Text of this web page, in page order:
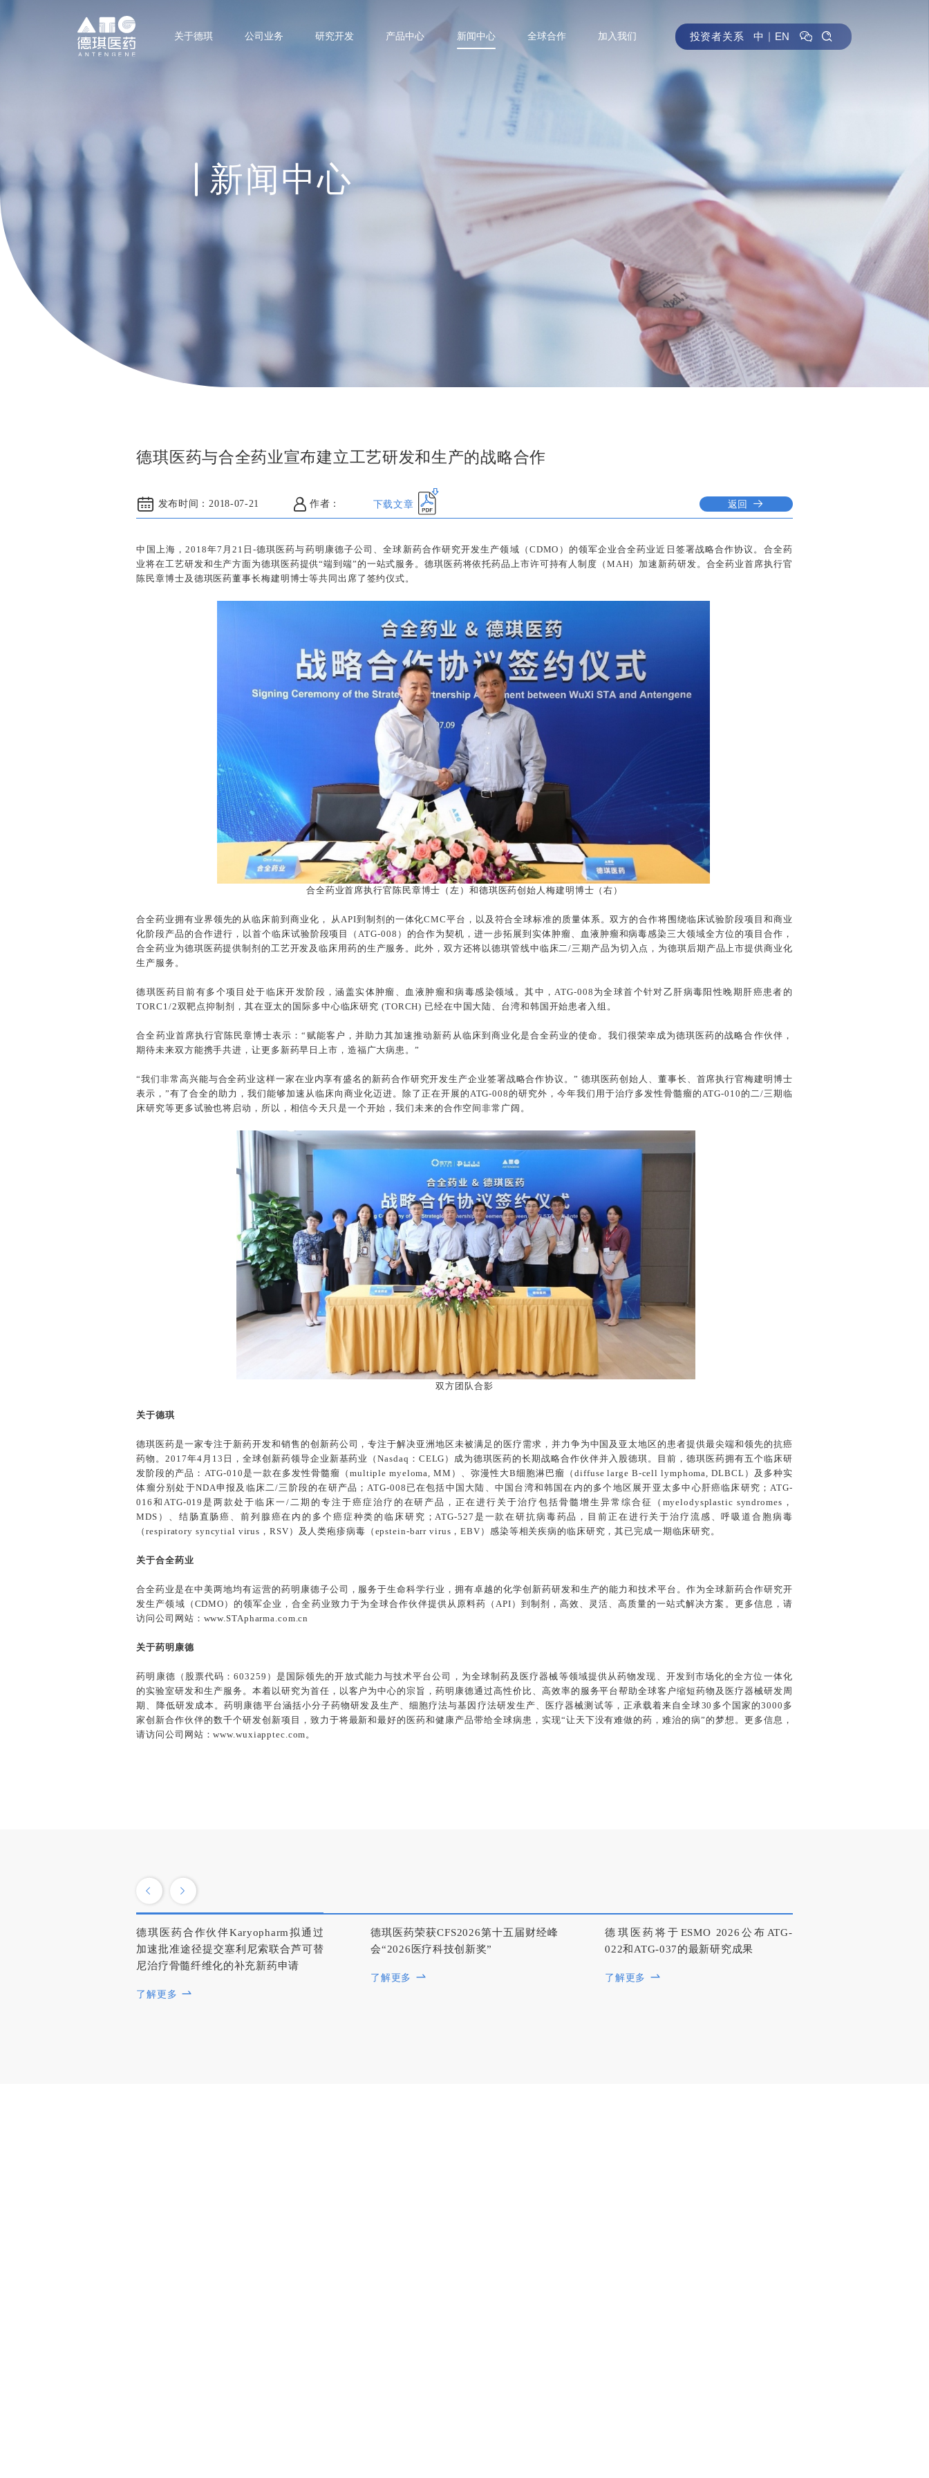
关于德琪 公司业务 研究开发 产品中心 新闻中心 全球合作 加入我们 投资者关系 中 ｜ EN
新闻中心
德琪医药与合全药业宣布建立工艺研发和生产的战略合作
发布时间：2018-07-21 作者： 下载文章 返回
中国上海，2018年7月21日-德琪医药与药明康德子公司、全球新药合作研究开发生产领域（CDMO）的领军企业合全药业近日签署战略合作协议。合全药
业将在工艺研发和生产方面为德琪医药提供“端到端”的一站式服务。德琪医药将依托药品上市许可持有人制度（MAH）加速新药研发。合全药业首席执行官
陈民章博士及德琪医药董事长梅建明博士等共同出席了签约仪式。
合全药业首席执行官陈民章博士（左）和德琪医药创始人梅建明博士（右）
合全药业拥有业界领先的从临床前到商业化， 从API到制剂的一体化CMC平台，以及符合全球标准的质量体系。双方的合作将围绕临床试验阶段项目和商业
化阶段产品的合作进行，以首个临床试验阶段项目（ATG-008）的合作为契机，进一步拓展到实体肿瘤、血液肿瘤和病毒感染三大领域全方位的项目合作，
合全药业为德琪医药提供制剂的工艺开发及临床用药的生产服务。此外，双方还将以德琪管线中临床二/三期产品为切入点，为德琪后期产品上市提供商业化
生产服务。
德琪医药目前有多个项目处于临床开发阶段，涵盖实体肿瘤、血液肿瘤和病毒感染领域。其中，ATG-008为全球首个针对乙肝病毒阳性晚期肝癌患者的
TORC1/2双靶点抑制剂，其在亚太的国际多中心临床研究 (TORCH) 已经在中国大陆、台湾和韩国开始患者入组。
合全药业首席执行官陈民章博士表示：“赋能客户，并助力其加速推动新药从临床到商业化是合全药业的使命。我们很荣幸成为德琪医药的战略合作伙伴，
期待未来双方能携手共进，让更多新药早日上市，造福广大病患。”
“我们非常高兴能与合全药业这样一家在业内享有盛名的新药合作研究开发生产企业签署战略合作协议。” 德琪医药创始人、董事长、首席执行官梅建明博士
表示，”有了合全的助力，我们能够加速从临床向商业化迈进。除了正在开展的ATG-008的研究外，今年我们用于治疗多发性骨髓瘤的ATG-010的二/三期临
床研究等更多试验也将启动，所以，相信今天只是一个开始，我们未来的合作空间非常广阔。
双方团队合影
关于德琪
德琪医药是一家专注于新药开发和销售的创新药公司，专注于解决亚洲地区未被满足的医疗需求，并力争为中国及亚太地区的患者提供最尖端和领先的抗癌
药物。2017年4月13日，全球创新药领导企业新基药业（Nasdaq：CELG）成为德琪医药的长期战略合作伙伴并入股德琪。目前，德琪医药拥有五个临床研
发阶段的产品：ATG-010是一款在多发性骨髓瘤（multiple myeloma, MM）、弥漫性大B细胞淋巴瘤（diffuse large B-cell lymphoma, DLBCL）及多种实
体瘤分别处于NDA申报及临床二/三阶段的在研产品；ATG-008已在包括中国大陆、中国台湾和韩国在内的多个地区展开亚太多中心肝癌临床研究；ATG-
016和ATG-019是两款处于临床一/二期的专注于癌症治疗的在研产品，正在进行关于治疗包括骨髓增生异常综合征（myelodysplastic syndromes，
MDS）、结肠直肠癌、前列腺癌在内的多个癌症种类的临床研究；ATG-527是一款在研抗病毒药品，目前正在进行关于治疗流感、呼吸道合胞病毒
（respiratory syncytial virus，RSV）及人类疱疹病毒（epstein-barr virus，EBV）感染等相关疾病的临床研究，其已完成一期临床研究。
关于合全药业
合全药业是在中美两地均有运营的药明康德子公司，服务于生命科学行业，拥有卓越的化学创新药研发和生产的能力和技术平台。作为全球新药合作研究开
发生产领域（CDMO）的领军企业，合全药业致力于为全球合作伙伴提供从原料药（API）到制剂，高效、灵活、高质量的一站式解决方案。更多信息，请
访问公司网站：www.STApharma.com.cn
关于药明康德
药明康德（股票代码：603259）是国际领先的开放式能力与技术平台公司，为全球制药及医疗器械等领域提供从药物发现、开发到市场化的全方位一体化
的实验室研发和生产服务。本着以研究为首任，以客户为中心的宗旨，药明康德通过高性价比、高效率的服务平台帮助全球客户缩短药物及医疗器械研发周
期、降低研发成本。药明康德平台涵括小分子药物研发及生产、细胞疗法与基因疗法研发生产、医疗器械测试等，正承载着来自全球30多个国家的3000多
家创新合作伙伴的数千个研发创新项目，致力于将最新和最好的医药和健康产品带给全球病患，实现“让天下没有难做的药，难治的病”的梦想。更多信息，
请访问公司网站：www.wuxiapptec.com。
德琪医药合作伙伴Karyopharm拟通过
加速批准途径提交塞利尼索联合芦可替
尼治疗骨髓纤维化的补充新药申请
了解更多
德琪医药荣获CFS2026第十五届财经峰
会“2026医疗科技创新奖”
了解更多
德琪医药将于ESMO 2026公布ATG-
022和ATG-037的最新研究成果
了解更多